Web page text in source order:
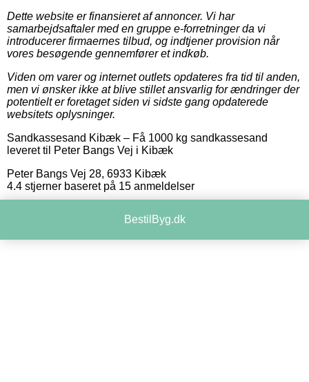
Dette website er finansieret af annoncer. Vi har
samarbejdsaftaler med en gruppe e-forretninger da vi
introducerer firmaernes tilbud, og indtjener provision når
vores besøgende gennemfører et indkøb.
Viden om varer og internet outlets opdateres fra tid til anden,
men vi ønsker ikke at blive stillet ansvarlig for ændringer der
potentielt er foretaget siden vi sidste gang opdaterede
websitets oplysninger.
Sandkassesand Kibæk – Få 1000 kg sandkassesand
leveret til Peter Bangs Vej i Kibæk
Peter Bangs Vej 28, 6933 Kibæk
4.4 stjerner baseret på 15 anmeldelser
BestilByg.dk